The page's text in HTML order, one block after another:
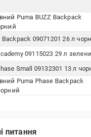
Puma BUZZ Backpack
09071201 26 л
09115023 29 л
Small 09132301 13 л
Puma Phase Backpack
питання